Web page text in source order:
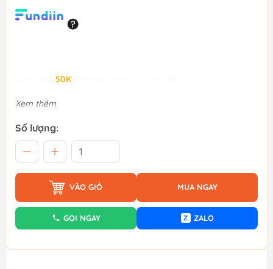
50K
Xem thêm
Số lượng:
VÀO GIỎ MUA NGAY
GỌI NGAY Z ZALO